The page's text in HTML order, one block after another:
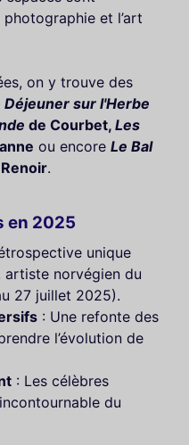
et l’art
on y trouve des
Déjeuner sur l'Herbe
de Courbet, Les
ou encore Le Bal
.
en 2025
unique
artiste norvégien du
27 juillet 2025).
: Une refonte des
l’évolution de
: Les célèbres
du